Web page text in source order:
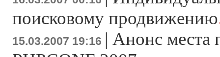
поисковому продвижению
15.03.2007 19:16 | Анонс места